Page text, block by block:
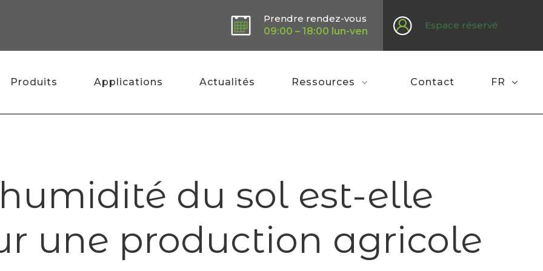
Prendre rendez-vous
09:00 – 18:00 lun-ven
Espace réservé
Produits Applications Actualités Ressources Contact
FR
du sol est-elle
une production agricole